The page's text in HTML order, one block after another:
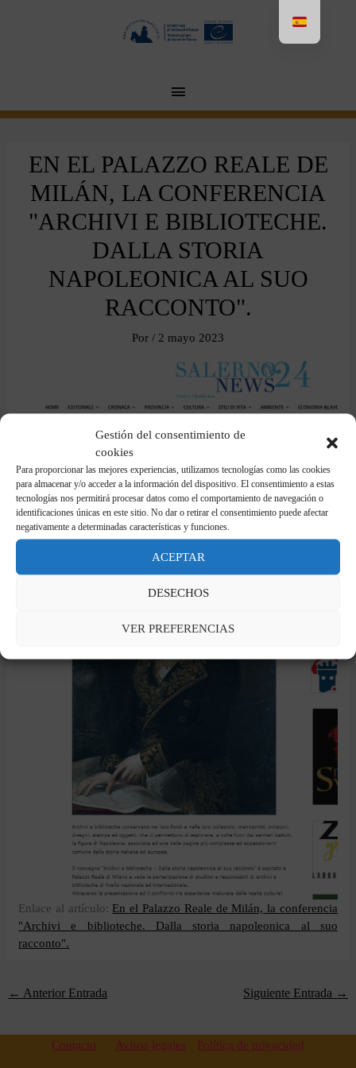
Gestión del consentimiento de
cookies
Para proporcionar las mejores experiencias, utilizamos tecnologías como las cookies
para almacenar y/o acceder a la información del dispositivo. El consentimiento a estas
tecnologías nos permitirá procesar datos como el comportamiento de navegación o
identificaciones únicas en este sitio. No dar o retirar el consentimiento puede afectar
negativamente a determinadas características y funciones.
ACEPTAR
DESECHOS
VER PREFERENCIAS
MENU
PRINCIPAL
EN EL PALAZZO REALE DE
MILÁN, LA CONFERENCIA
"ARCHIVI E BIBLIOTECHE.
DALLA STORIA
NAPOLEONICA AL SUO
RACCONTO".
Por / 2 mayo 2023
Enlace al artículo: En el Palazzo Reale de Milán, la conferencia
"Archivi e biblioteche. Dalla storia napoleonica al suo
racconto".
← Anterior Entrada Siguiente Entrada →
Contacto Avisos legales Política de privacidad